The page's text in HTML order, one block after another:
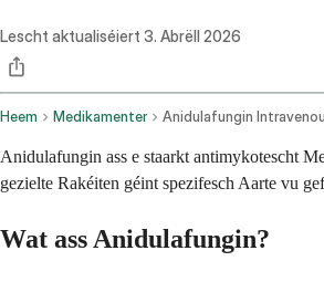
Lescht aktualiséiert 3. Abrëll 2026
Heem Medikamenter Anidulafungin
Anidulafungin ass e staarkt antimykotescht
gezielte Rakéiten géint spezifesch Aarte vu
Wat ass Anidulafungin?